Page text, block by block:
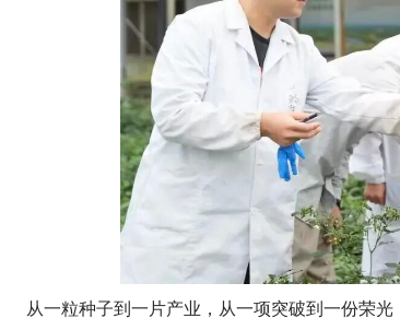
从一粒种子到一片产业，从一项突破到一份荣